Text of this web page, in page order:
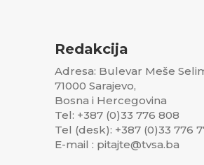
Redakcija
Adresa: Bulevar Meše
71000 Sarajevo,
Bosna i Hercegovina
Tel: +387 (0)33 776 808
Tel (desk): +387 (0)33 776
E-mail : pitajte@tvsa.ba